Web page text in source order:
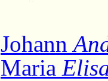
Johann
Maria